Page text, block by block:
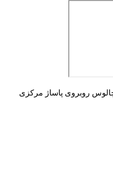
روبروی پاساژ مرکزی